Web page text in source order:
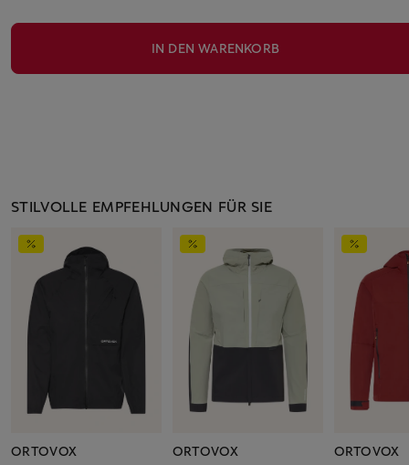
IN DEN WARENKORB
STILVOLLE EMPFEHLUNGEN FÜR SIE
ORTOVOX
ORTOVOX
ORTOVOX